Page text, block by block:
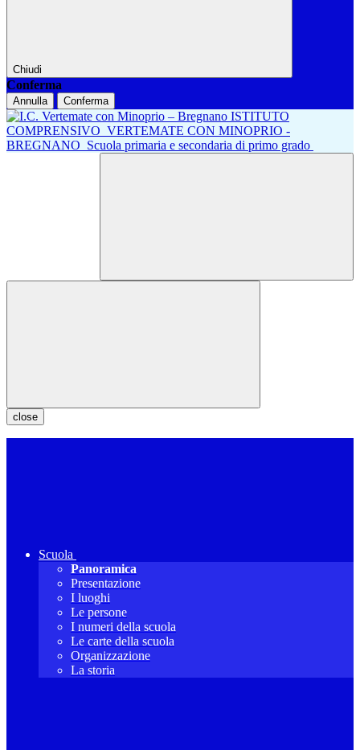
Chiudi
Conferma
Annulla Conferma
ISTITUTO
COMPRENSIVO VERTEMATE CON MINOPRIO -
BREGNANO Scuola primaria e secondaria di primo grado
close
Scuola
Panoramica
Presentazione
I luoghi
Le persone
I numeri della scuola
Le carte della scuola
Organizzazione
La storia